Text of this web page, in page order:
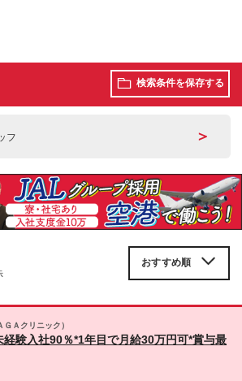
検索条件を保存する
フ ＞
Ａクリニック）
験入社90％*1年目で月給30万円可*賞与最